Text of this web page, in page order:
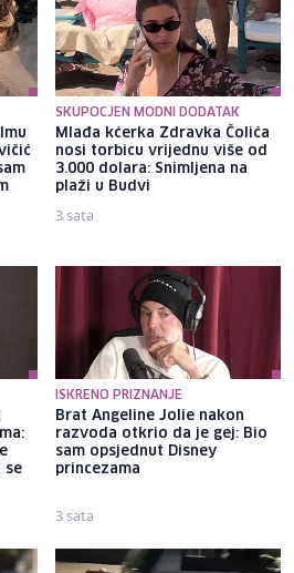
SKUPOCJEN MODNI DODATAK
Mlađa kćerka Zdravka Čolića
nosi torbicu vrijednu više od
3.000 dolara: Snimljena na
plaži u Budvi
3 sata
se
ISKRENO PRIZNANJE
Brat Angeline Jolie nakon
razvoda otkrio da je gej: Bio
sam opsjednut Disney
princezama
3 sata